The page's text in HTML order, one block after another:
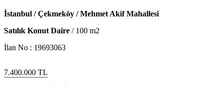
İstanbul / Çekmeköy / Mehmet Akif Mahallesi
Satılık Konut Daire / 100 m2
İlan No : 19693063
7.400.000 TL